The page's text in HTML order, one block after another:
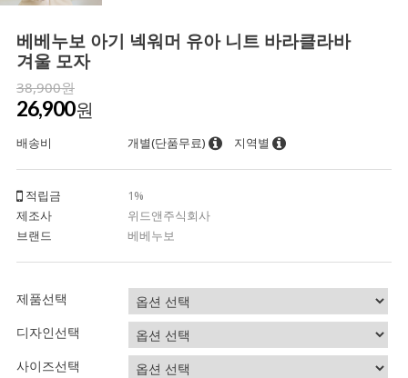
베베누보 아기 넥워머 유아 니트 바라클라바
겨울 모자
38,900원
26,900원
배송비 개별(단품무료) 지역별
적립금
1%
제조사
위드앤주식회사
브랜드
베베누보
제품선택
디자인선택
사이즈선택